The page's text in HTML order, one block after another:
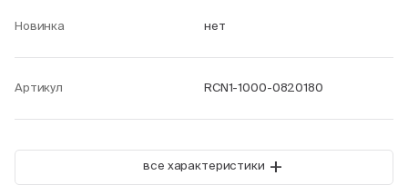
Новинка нет
Артикул RCN1-1000-0820180
все характеристики +